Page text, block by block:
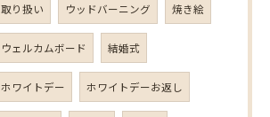
取り扱い ウッドバーニング 焼き絵
ウェルカムボード 結婚式
ホワイトデー ホワイトデーお返し